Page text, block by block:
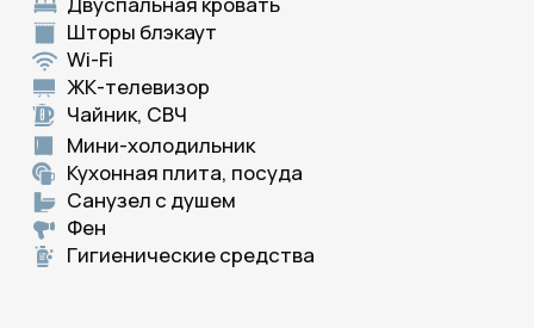
Шторы блэкаут
Wi-Fi
ЖК-телевизор
Мини-холодильник
Чайник, СВЧ
Кухонная плита и посуда
Санузел с душем
Фен
Гигиенические средства
Забронировать